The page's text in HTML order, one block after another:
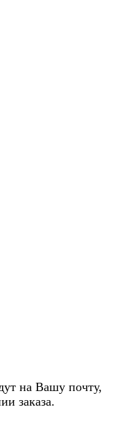
на Вашу почту,
заказа.